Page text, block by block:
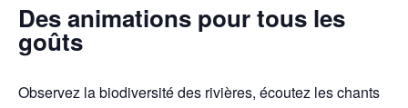
Des animations pour tous les
goûts
Observez la biodiversité des rivières, écoutez les chants